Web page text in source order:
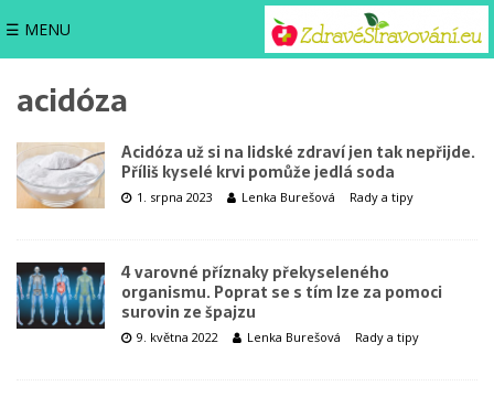
☰ MENU
acidóza
Acidóza už si na lidské zdraví jen tak nepřijde.
Příliš kyselé krvi pomůže jedlá soda
1. srpna 2023 Lenka Burešová Rady a tipy
4 varovné příznaky překyseleného
organismu. Poprat se s tím lze za pomoci
surovin ze špajzu
9. května 2022 Lenka Burešová Rady a tipy